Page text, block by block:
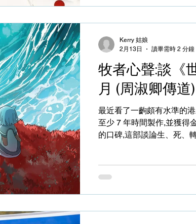
後者是表明我們的生命質
處顯揚那因認識基督而有
看得見、摸得到的生命,甚
命,這是進一步挑戰我們,單
一種不能隱藏、無法「潛
教工場上,耶穌的名字被傳
遇上一個陌生人,見他的行
牧者心聲:談《
月 (周淑卿傳道)
最近看了一齣頗有水準的
至少 7 年時間製作,並獲得
的口碑,這部談論生、死、
心結沒有得到恰當的認識
Kerry 姑娘
2月13日
讀畢需時 2 分鐘